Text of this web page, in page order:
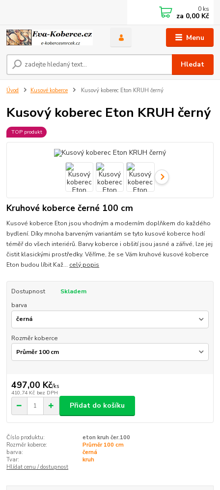
Menu
Hledat
0 ks
za 0,00 Kč
Úvod Kusové koberce Kusový koberec Eton KRUH černý
Kusový koberec Eton KRUH černý
TOP produkt
Kruhové koberce černé 100 cm
Kusové koberce Eton jsou vhodným a moderním doplňkem do každého
bydlení. Díky mnoha barveným variantám se tyto kusové koberce hodí
téměř do všech interiérů. Barvy koberce i obšití jsou jasné a zářivé, lze jej
čistit klasickými prostředky. Věříme, že se Vám kruhové kusové koberce
Eton budou líbit Kaž... celý popis
Dostupnost
Skladem
barva
Rozměr koberce
497,00 Kč/ks
410,74 Kč bez DPH
Přidat do košíku
Číslo produktu:
eton kruh čer.100
Rozměr koberce:
Průměr 100 cm
barva:
černá
Tvar:
kruh
Hlídat cenu / dostupnost